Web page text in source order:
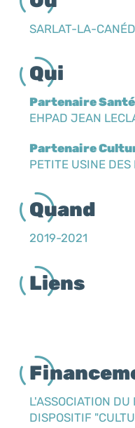
SARLAT-LA-
Qui
Partenaire
EHPAD JEAN
Partenaire
PETITE USINE DES
Quand
2019-2021
Liens
L'ASSOCIATION
DISPOSITIF